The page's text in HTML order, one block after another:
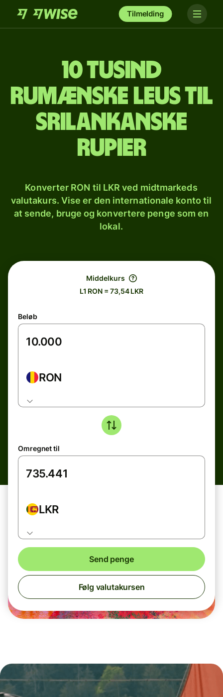
Tilmelding
10 tusind
rumænske leus til
srilankanske
rupier
Konverter RON til LKR ved midtmarkeds
valutakurs. Vise er den internationale konto til
at sende, bruge og konvertere penge som en
lokal.
Middelkurs
L1 RON = 73,54 LKR
Beløb
RON
Omregnet til
LKR
Send penge
Følg valutakursen